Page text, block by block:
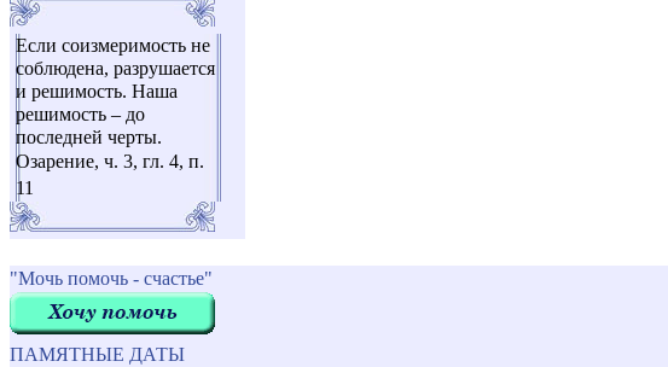
Если соизмеримость не
соблюдена, разрушается
и решимость. Наша
решимость – до
последней черты.
Озарение, ч. 3, гл. 4, п.
11
"Мочь помочь - счастье"
ПАМЯТНЫЕ ДАТЫ